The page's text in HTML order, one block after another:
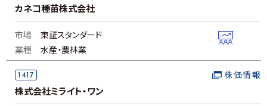
カネコ種苗株式会社
市場
東証スタンダード
業種
水産・農林業
1417
株式会社ミライト・ワン
株価情報